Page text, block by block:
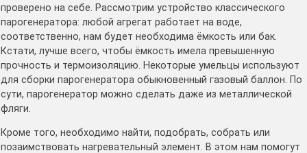
проверено на себе. Рассмотрим устройство классического
парогенератора: любой агрегат работает на воде,
соответственно, нам будет необходима ёмкость или бак.
Кстати, лучше всего, чтобы ёмкость имела превышенную
прочность и термоизоляцию. Некоторые умельцы используют
для сборки парогенератора обыкновенный газовый баллон. По
сути, парогенератор можно сделать даже из металлической
фляги.
Кроме того, необходимо найти, подобрать, собрать или
позаимствовать нагревательный элемент. В этом нам помогут